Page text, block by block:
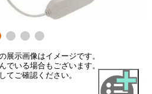
展示画像はイメージです。
でいる場合もございます。
てご確認ください。